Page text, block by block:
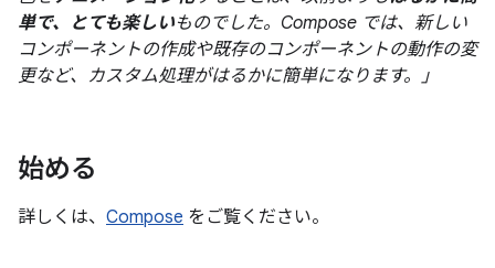
単で、とても楽しいものでした。Compose では、新しい
コンポーネントの作成や既存のコンポーネントの動作の変
更など、カスタム処理がはるかに簡単になります。」
始める
詳しくは、 Compose をご覧ください。